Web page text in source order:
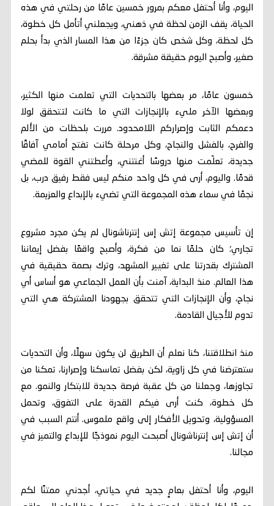
اليوم، وأنا أحتفل معكم بمرور خمسين عامًا من رحلتي في هذه
الحياة، يقف الزمن لحظة في ذهني، ويجعلني أتأمل كل خطوة،
كل لحظة، وكل شخص كان جزءًا من هذا المسار الذي بدأ بحلم
صغير، وأصبح اليوم حقيقة مشرقة.
خمسون عامًا، مر بعضها بالتحديات التي تعلمت منها الكثير،
وبعضها الآخر مليء بالإنجازات التي ما كانت لتتحقق لولا
دعمكم الثابت وإصراركم اللامحدود. مررت بلحظات من الألم
والفرح، بالفشل والنجاح، وكل مرحلة كانت تفتح أمامي آفاقًا
جديدة، تعلّمت منها دروسًا أغنتني، وأعطتني القوة للمضي
قدمًا. واليوم، أرى في كل واحد منكم ليس فقط رفيق درب، بل
نجمًا في سماء هذه المجموعة التي تضيء بالإبداع والعزيمة.
إن تأسيس مجموعة إتش إس إنترناشونال لم يكن مجرد مشروع
تجاري؛ كان حلمًا نما من فكرة، وأصبح واقعًا بفضل إيماننا
المشترك بقدرتنا على تغيير المشهد، وترك بصمة حقيقية في
هذا العالم. منذ البداية، آمنت بأن العمل الجماعي هو أساس أي
نجاح، وأن الإنجازات التي تتحقق بجهودنا المشتركة هي التي
تدوم للأجيال القادمة.
منذ انطلاقتنا، كنا نعلم أن الطريق لن يكون سهلًا، وأن التحديات
ستعترضنا في كل زاوية، لكن بفضل تماسكنا وإصرارنا، تمكنا من
تجاوزها، وجعلنا من كل عقبة فرصة جديدة للابتكار والنمو. مع
كل خطوة، كنت أرى فيكم القدرة على التفوق، وتحمل
المسؤولية، وتحويل الأفكار إلى واقع ملموس. أنتم السبب في
أن إتش إس إنترناشونال أصبحت اليوم نموذجًا للإبداع والتميز في
مجالنا.
اليوم، وأنا أحتفل بعامٍ جديد في حياتي، أجدني ممتنًا لكم